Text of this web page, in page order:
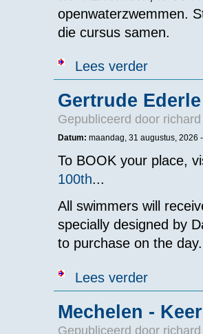
openwaterzwemmen.
die cursus samen.
Lees verderover "Pittig,
Gertrude
Gepubliceerd door
Datum: maandag, 31 augustus, 2026
To BOOK your place,
100th...
All swimmers will
specially designed by
to purchase on the day.
Lees verderover Gertrude
Mechelen -
Gepubliceerd door